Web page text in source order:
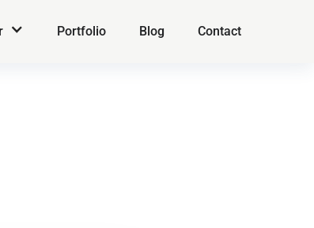
Portfolio Blog Contact